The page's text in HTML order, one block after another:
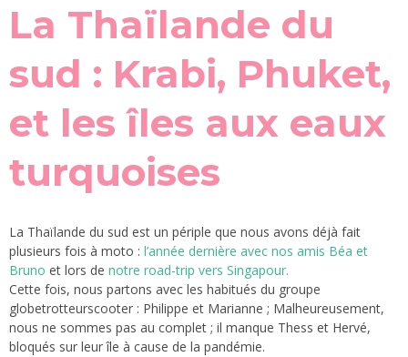
La Thaïlande du
sud : Krabi, Phuket,
et les îles aux eaux
turquoises
La Thaïlande du sud est un périple que nous avons déjà fait
plusieurs fois à moto : l’année dernière avec nos amis Béa et
Bruno et lors de notre road-trip vers Singapour.
Cette fois, nous partons avec les habitués du groupe
globetrotteurscooter : Philippe et Marianne ; Malheureusement,
nous ne sommes pas au complet ; il manque Thess et Hervé,
bloqués sur leur île à cause de la pandémie.